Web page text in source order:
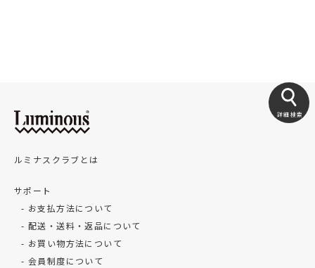
詳細検索
ルミナスクラブとは
サポート
お支払方法について
配送・送料・返品について
お買い物方法について
会員制度について